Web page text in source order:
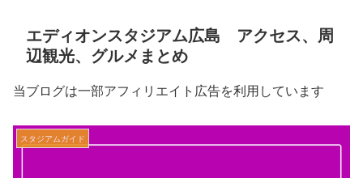
エディオンスタジアム広島 アクセス、周
辺観光、グルメまとめ
当ブログは一部アフィリエイト広告を利用しています
スタジアムガイド